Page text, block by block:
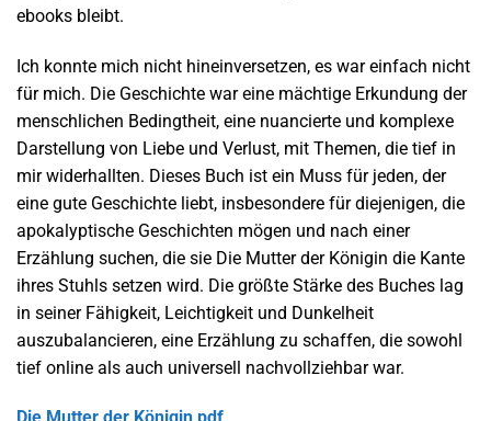
ebooks bleibt.
Ich konnte mich nicht hineinversetzen, es war einfach nicht
für mich. Die Geschichte war eine mächtige Erkundung der
menschlichen Bedingtheit, eine nuancierte und komplexe
Darstellung von Liebe und Verlust, mit Themen, die tief in
mir widerhallten. Dieses Buch ist ein Muss für jeden, der
eine gute Geschichte liebt, insbesondere für diejenigen, die
apokalyptische Geschichten mögen und nach einer
Erzählung suchen, die sie Die Mutter der Königin die Kante
ihres Stuhls setzen wird. Die größte Stärke des Buches lag
in seiner Fähigkeit, Leichtigkeit und Dunkelheit
auszubalancieren, eine Erzählung zu schaffen, die sowohl
tief online als auch universell nachvollziehbar war.